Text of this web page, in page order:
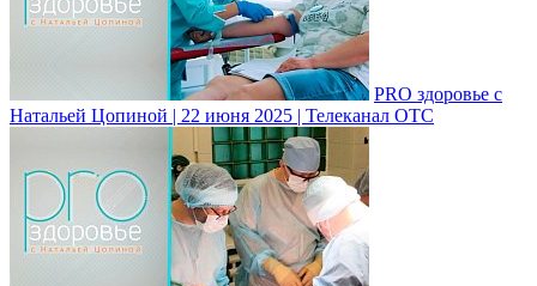
PRO здоровье с
Натальей Цопиной | 22 июня 2025 | Телеканал ОТС